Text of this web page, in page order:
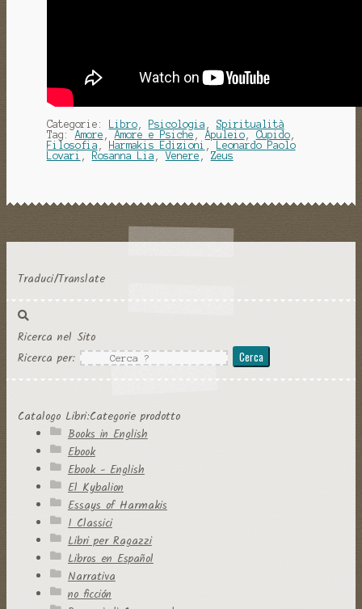
Categorie: Libro, Psicologia
Spiritualità
Tag: Amore Amore e Psiche Apuleio, Cupido,
Filosofia
Harmakis Edizioni
Leonardo Paolo
Lovari
Rosanna Lia Venere Zeus
Traduci/Translate
Ricerca nel Sito
Ricerca per:
Catalogo Libri:Categorie prodotto
Books in English
Ebook
Ebook - English
El Kybalion
Essays of Harmakis
I Classici
Libri per Ragazzi
Libros en Español
Narrativa
no ficción